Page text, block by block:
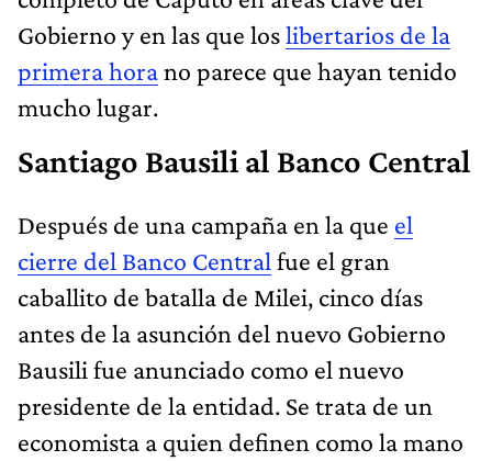
Gobierno y en las que loslibertarios de la
primera horano parece que hayan tenido
mucho lugar.
Santiago Bausili al Banco Central
Después de una campaña en la que el
cierre del Banco Central fue el gran
caballito de batalla de Milei, cinco días
antes de la asunción del nuevo Gobierno
Bausili fue anunciado como el nuevo
presidente de la entidad. Se trata de un
economista a quien definen como la mano